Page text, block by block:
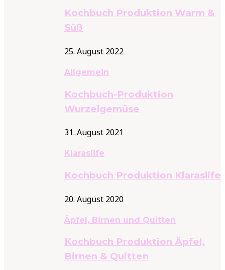
Kochbuch Produktion Warm &
Süß
25. August 2022
Allgemein
Kochbuch-Produktion
Wurzelgemüse
31. August 2021
Klaraslife
Kochbuch Produktion Klaraslife
20. August 2020
Äpfel, Birnen und Quitten
Kochbuch Produktion Äpfel,
Birnen & Quitten